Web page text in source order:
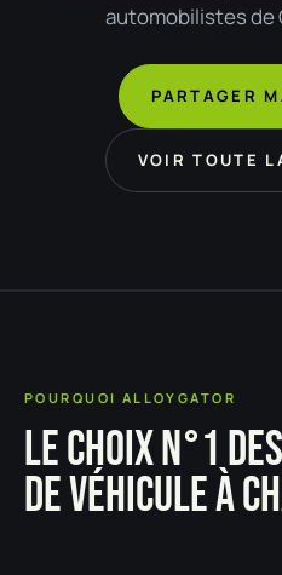
automobilistes de
PARTAGER
VOIR TOUTE
POURQUOI ALLOYGATOR
LE CHOIX N°1
DE VÉHICULE À